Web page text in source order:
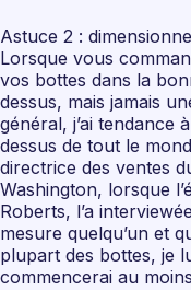
Astuce 2 :
Lorsque vous
vos bottes dans la
dessus, mais jamais
général, j’ai tendance
dessus de tout le
directrice des ventes
Washington, lorsque
Roberts, l’a
mesure quelqu’un et
plupart des bottes, je
commencerai au